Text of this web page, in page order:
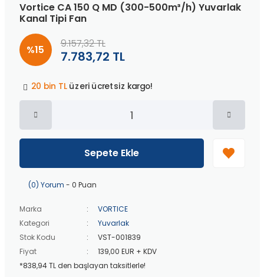
Vortice CA 150 Q MD (300-500m³/h) Yuvarlak
Kanal Tipi Fan
%15 7.783,72 TL
9.157,32 TL
20 bin TLüzeri ücretsiz kargo!
40 bin TL
Peşin fiyatına
üzeri ücretsiz kargo!
üzeri ücretsiz kargo!
40 bin TLüzeri özel teklif!
Sepete Ekle
(0) Yorum - 0 Puan
Marka
VORTICE
Kategori
Yuvarlak
Stok Kodu
VST-001839
Fiyat
139,00 EUR + KDV
*838,94 TL den başlayan taksitlerle!